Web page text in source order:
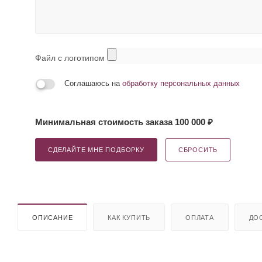
Файл с логотипом
Соглашаюсь на обработку персональных данных
Минимальная стоимость заказа 100 000 ₽
СДЕЛАЙТЕ МНЕ ПОДБОРКУ СБРОСИТЬ
ОПИСАНИЕ КАК КУПИТЬ ОПЛАТА